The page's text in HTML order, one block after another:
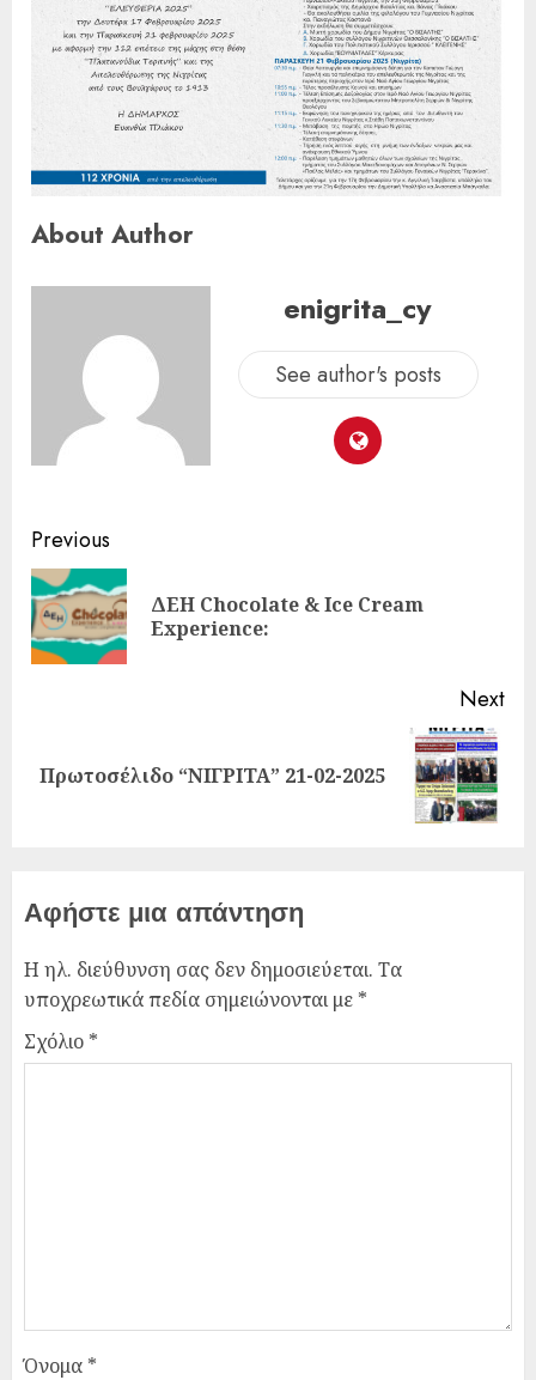
About Author
enigrita_cy
See author's posts
Previous
ΔΕΗ Chocolate & Ice Cream
Experience:
Next
Πρωτοσέλιδο “ΝΙΓΡΙΤΑ” 21-02-2025
Αφήστε μια απάντηση
Η ηλ. διεύθυνση σας δεν δημοσιεύεται. Τα
υποχρεωτικά πεδία σημειώνονται με *
Σχόλιο *
Όνομα *